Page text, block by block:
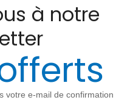
à notre
votre e-mail de confirmation